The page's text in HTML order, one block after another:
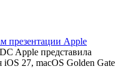
презентации Apple
Apple представила
27, macOS Golden Gate